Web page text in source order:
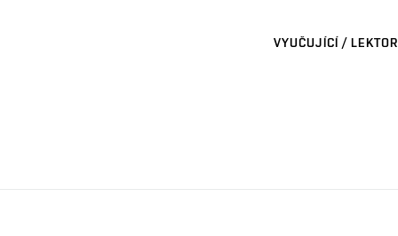
VYUČUJÍCÍ / LEKTOR